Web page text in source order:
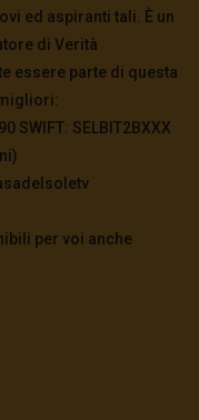
ed aspiranti tali. È un
di Verità
essere parte di questa
SWIFT: SELBIT2BXXX
per voi anche